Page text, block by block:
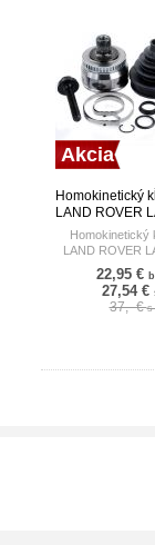
Akcia
Homokinetický
LAND ROVER
ROVER
2.7TD HART
Homokinetický
LAND ROVER
22,95 €
27,54 €
37,- €s